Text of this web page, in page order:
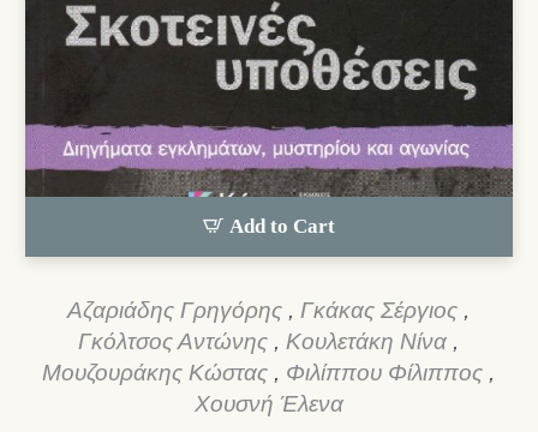
Add to Cart
Αζαριάδης Γρηγόρης , Γκάκας Σέργιος ,
Γκόλτσος Αντώνης , Κουλετάκη Νίνα ,
Μουζουράκης Κώστας , Φιλίππου Φίλιππος ,
Χουσνή Έλενα